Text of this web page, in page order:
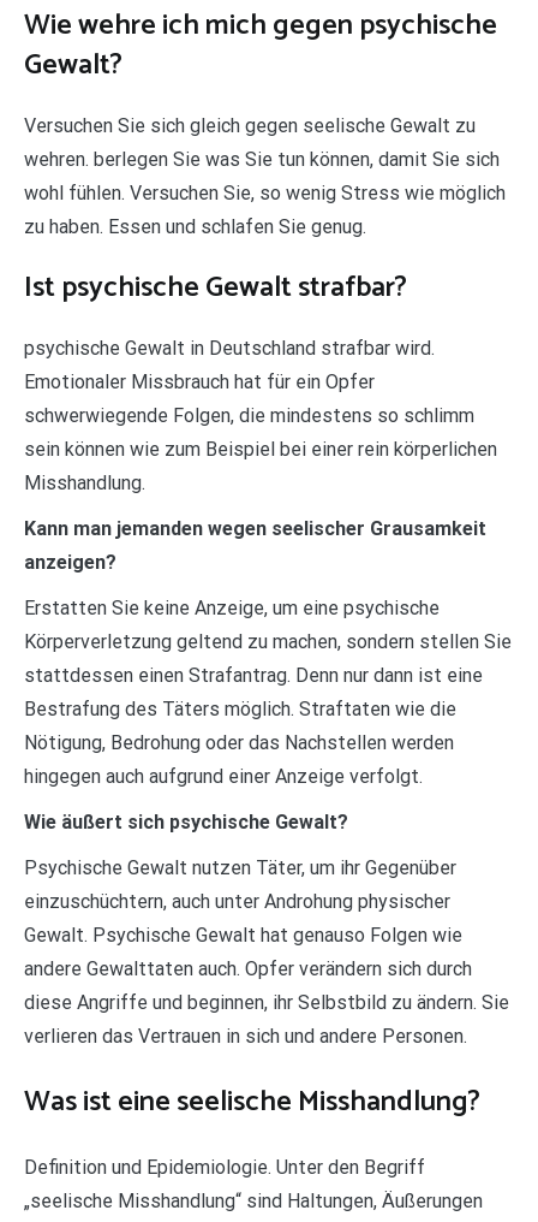
Wie wehre ich mich gegen psychische
Gewalt?
Versuchen Sie sich gleich gegen seelische Gewalt zu
wehren. berlegen Sie was Sie tun können, damit Sie sich
wohl fühlen. Versuchen Sie, so wenig Stress wie möglich
zu haben. Essen und schlafen Sie genug.
Ist psychische Gewalt strafbar?
psychische Gewalt in Deutschland strafbar wird.
Emotionaler Missbrauch hat für ein Opfer
schwerwiegende Folgen, die mindestens so schlimm
sein können wie zum Beispiel bei einer rein körperlichen
Misshandlung.
Kann man jemanden wegen seelischer Grausamkeit
anzeigen?
Erstatten Sie keine Anzeige, um eine psychische
Körperverletzung geltend zu machen, sondern stellen Sie
stattdessen einen Strafantrag. Denn nur dann ist eine
Bestrafung des Täters möglich. Straftaten wie die
Nötigung, Bedrohung oder das Nachstellen werden
hingegen auch aufgrund einer Anzeige verfolgt.
Wie äußert sich psychische Gewalt?
Psychische Gewalt nutzen Täter, um ihr Gegenüber
einzuschüchtern, auch unter Androhung physischer
Gewalt. Psychische Gewalt hat genauso Folgen wie
andere Gewalttaten auch. Opfer verändern sich durch
diese Angriffe und beginnen, ihr Selbstbild zu ändern. Sie
verlieren das Vertrauen in sich und andere Personen.
Was ist eine seelische Misshandlung?
Definition und Epidemiologie. Unter den Begriff
„seelische Misshandlung“ sind Haltungen, Äußerungen